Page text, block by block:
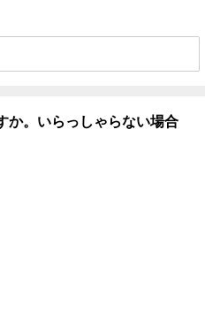
か。いらっしゃらない場合